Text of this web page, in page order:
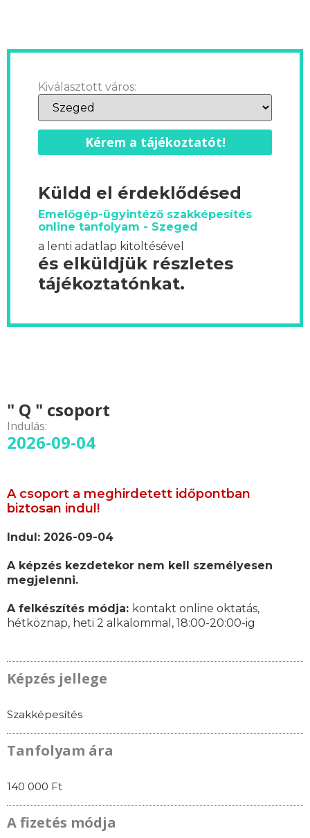
Kiválasztott város:
Kérem a tájékoztatót!
Küldd el érdeklődésed
Emelőgép-ügyintéző szakképesítés
online tanfolyam - Szeged
a lenti adatlap kitöltésével
és elküldjük részletes
tájékoztatónkat.
" Q " csoport
Indulás:
2026-09-04
A csoport a meghirdetett időpontban
biztosan indul!
Indul: 2026-09-04
A képzés kezdetekor nem kell személyesen
megjelenni.
A felkészítés módja: kontakt online oktatás,
hétköznap, heti 2 alkalommal, 18:00-20:00-ig
Képzés jellege
Szakképesítés
Tanfolyam ára
140 000 Ft
A fizetés módja